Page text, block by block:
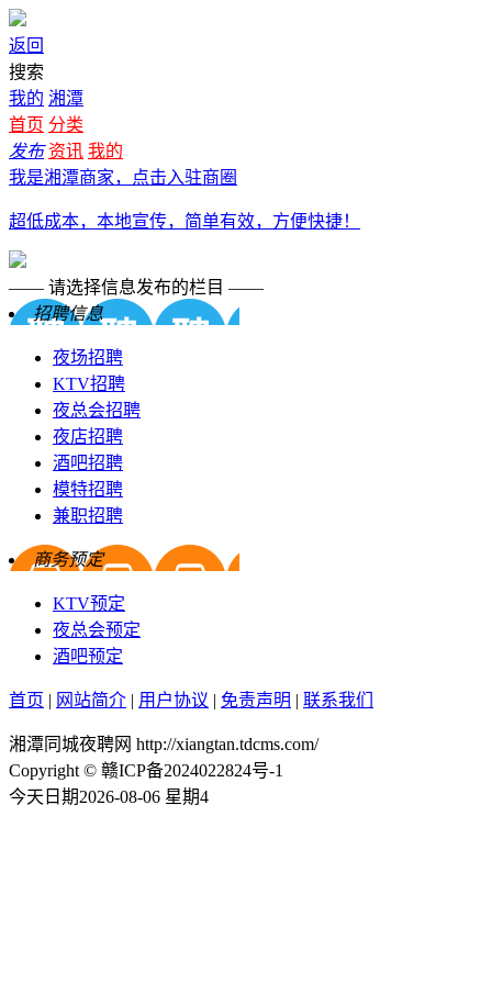
返回
搜索
我的 湘潭
首页 分类
发布 资讯 我的
我是湘潭商家，点击入驻商圈
超低成本，本地宣传，简单有效，方便快捷！
—— 请选择信息发布的栏目 ——
招聘信息
夜场招聘
KTV招聘
夜总会招聘
夜店招聘
酒吧招聘
模特招聘
兼职招聘
商务预定
KTV预定
夜总会预定
酒吧预定
首页 | 网站简介 | 用户协议 | 免责声明 | 联系我们
湘潭同城夜聘网 http://xiangtan.tdcms.com/
Copyright © 赣ICP备2024022824号-1
今天日期2026-08-06 星期4